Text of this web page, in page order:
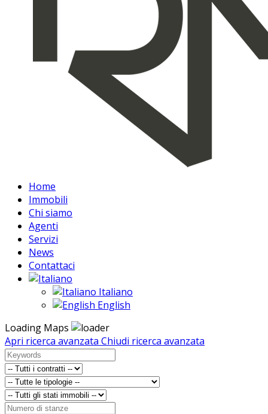
Home
Immobili
Chi siamo
Agenti
Servizi
News
Contattaci
Italiano
English
Loading Maps
Apri ricerca avanzata Chiudi ricerca avanzata